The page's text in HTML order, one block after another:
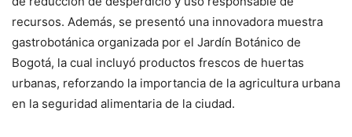
recursos. Además, se presentó una innovadora muestra
gastrobotánica organizada por el Jardín Botánico de
Bogotá, la cual incluyó productos frescos de huertas
urbanas, reforzando la importancia de la agricultura urbana
en la seguridad alimentaria de la ciudad.